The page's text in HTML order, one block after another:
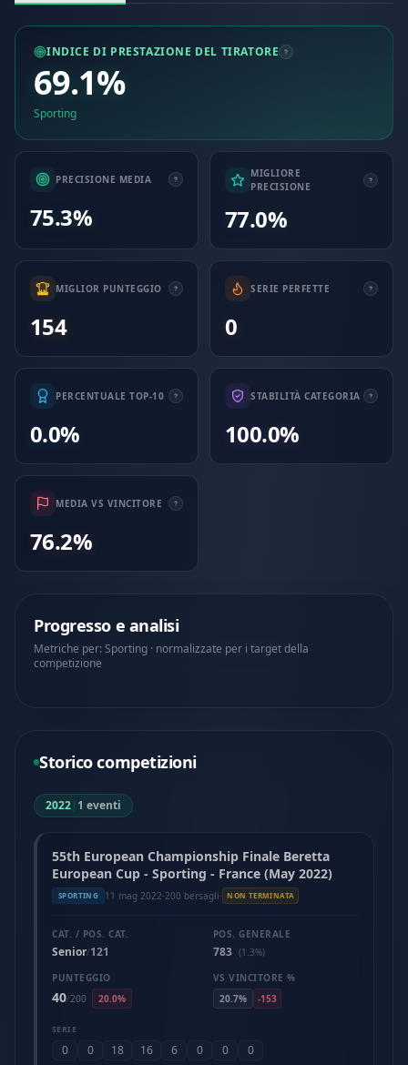
INDICE DI PRESTAZIONE DEL TIRATORE
69.1%
Sporting
PRECISIONE MEDIA
75.3%
MIGLIORE
PRECISIONE
77.0%
MIGLIOR PUNTEGGIO
154
SERIE PERFETTE
0
PERCENTUALE TOP-10
0.0%
STABILITÀ CATEGORIA
100.0%
MEDIA VS VINCITORE
76.2%
Progresso e analisi
Metriche per: Sporting · normalizzate per i target della
competizione
Storico competizioni
2022| 1 eventi
55th European Championship Finale Beretta
European Cup - Sporting - France (May 2022)
SPORTING 11 mag 2022·200 bersagli· NON TERMINATA
CAT. / POS. CAT.
Senior/121
POS. GENERALE
783 (1.3%)
PUNTEGGIO
40/200 20.0%
VS VINCITORE %
20.7%
-153
SERIE
0 0 18 16 6 0 0 0